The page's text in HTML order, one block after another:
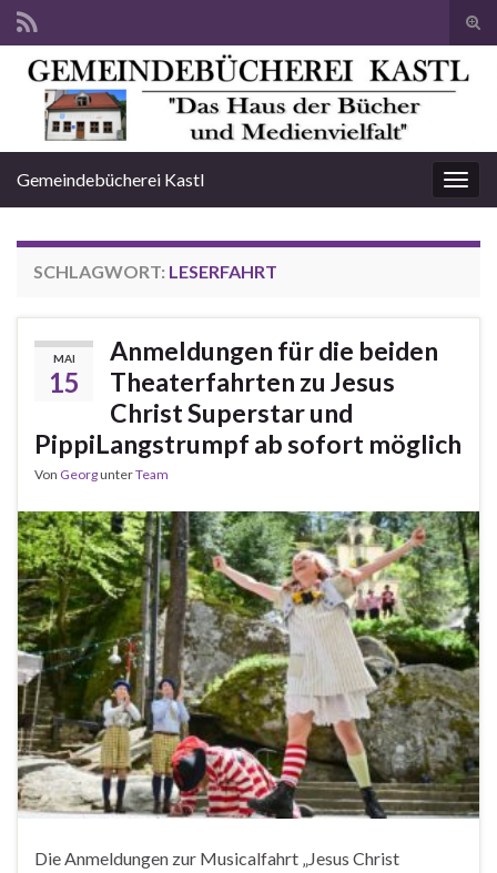
Search for:
Gemeindebücherei Kastl
SCHLAGWORT: LESERFAHRT
MAI
15
Anmeldungen für die beiden
Theaterfahrten zu Jesus
Christ Superstar und
PippiLangstrumpf ab sofort möglich
Von GeorgunterTeam
Die Anmeldungen zur Musicalfahrt „Jesus Christ